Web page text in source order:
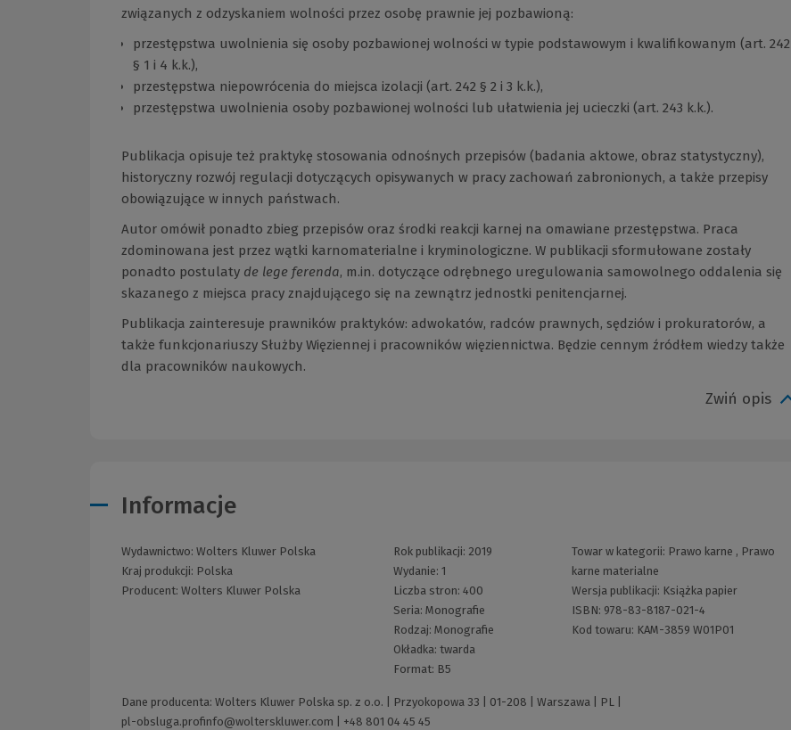
związanych z odzyskaniem wolności przez osobę prawnie jej pozbawioną:
przestępstwa uwolnienia się osoby pozbawionej wolności w typie podstawowym i kwalifikowanym (art. 242
§ 1 i 4 k.k.),
przestępstwa niepowrócenia do miejsca izolacji (art. 242 § 2 i 3 k.k.),
przestępstwa uwolnienia osoby pozbawionej wolności lub ułatwienia jej ucieczki (art. 243 k.k.).
Publikacja opisuje też praktykę stosowania odnośnych przepisów (badania aktowe, obraz statystyczny),
historyczny rozwój regulacji dotyczących opisywanych w pracy zachowań zabronionych, a także przepisy
obowiązujące w innych państwach.
Autor omówił ponadto zbieg przepisów oraz środki reakcji karnej na omawiane przestępstwa. Praca
zdominowana jest przez wątki karnomaterialne i kryminologiczne. W publikacji sformułowane zostały
ponadto postulaty de lege ferenda, m.in. dotyczące odrębnego uregulowania samowolnego oddalenia się
skazanego z miejsca pracy znajdującego się na zewnątrz jednostki penitencjarnej.
Publikacja zainteresuje prawników praktyków: adwokatów, radców prawnych, sędziów i prokuratorów, a
także funkcjonariuszy Służby Więziennej i pracowników więziennictwa. Będzie cennym źródłem wiedzy także
dla pracowników naukowych.
Zwiń opis
Informacje
Wydawnictwo: Wolters Kluwer Polska
Kraj produkcji: Polska
Producent: Wolters Kluwer Polska
Rok publikacji: 2019
Wydanie: 1
Liczba stron: 400
Seria: Monografie
Rodzaj: Monografie
Okładka: twarda
Format: B5
Towar w kategorii: Prawo karne , Prawo
karne materialne
Wersja publikacji: Książka papier
ISBN: 978-83-8187-021-4
Kod towaru: KAM-3859 W01P01
Dane producenta: Wolters Kluwer Polska sp. z o.o. | Przyokopowa 33 | 01-208 | Warszawa | PL |
pl-obsluga.profinfo@wolterskluwer.com
+48 801 04 45 45